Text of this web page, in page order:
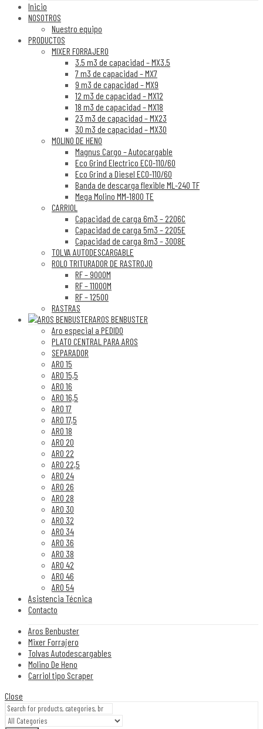
Inicio
NOSOTROS
Nuestro equipo
PRODUCTOS
MIXER FORRAJERO
3.5 m3 de capacidad – MX3.5
7 m3 de capacidad – MX7
9 m3 de capacidad – MX9
12 m3 de capacidad – MX12
18 m3 de capacidad – MX18
23 m3 de capacidad – MX23
30 m3 de capacidad – MX30
MOLINO DE HENO
Magnus Cargo – Autocargable
Eco Grind Electrico ECO-110/60
Eco Grind a Diesel ECO-110/60
Banda de descarga flexible ML-240 TF
Mega Molino MM-1800 TE
CARRIOL
Capacidad de carga 6m3 – 2206C
Capacidad de carga 5m3 – 2205E
Capacidad de carga 8m3 – 3008E
TOLVA AUTODESCARGABLE
ROLO TRITURADOR DE RASTROJO
RF – 9000M
RF – 11000M
RF – 12500
RASTRAS
AROS BENBUSTER
Aro especial a PEDIDO
PLATO CENTRAL PARA AROS
SEPARADOR
ARO 15
ARO 15,5
ARO 16
ARO 16,5
ARO 17
ARO 17,5
ARO 18
ARO 20
ARO 22
ARO 22,5
ARO 24
ARO 26
ARO 28
ARO 30
ARO 32
ARO 34
ARO 36
ARO 38
ARO 42
ARO 46
ARO 54
Asistencia Técnica
Contacto
Aros Benbuster
Mixer Forrajero
Tolvas Autodescargables
Molino De Heno
Carriol tipo Scraper
Close